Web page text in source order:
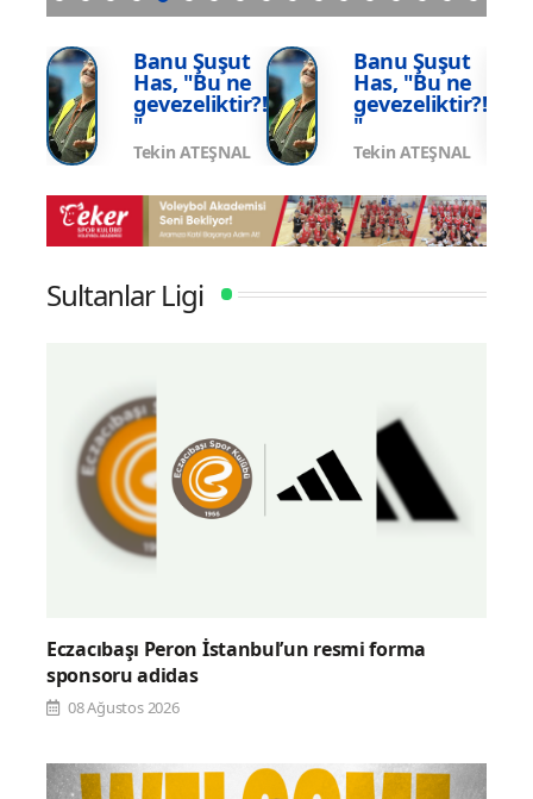
VakıfBank, Vanja Ivanovic’i transfer etti
Banu Şuşut
Has, "Bu ne
gevezeliktir?!
"
Tekin ATEŞNAL
Banu Şuşut
Has, "Bu ne
gevezeliktir?!
"
Tekin ATEŞNAL
Sultanlar Ligi
Eczacıbaşı Peron İstanbul’un resmi forma
sponsoru adidas
08 Ağustos 2026